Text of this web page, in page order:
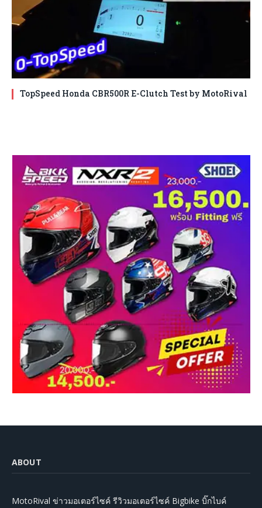
TopSpeed Honda CBR500R E-Clutch Test by MotoRival
ABOUT
MotoRival ข่าวมอเตอร์ไซค์ รีวิวมอเตอร์ไซค์ Bigbike บิ๊กไบค์